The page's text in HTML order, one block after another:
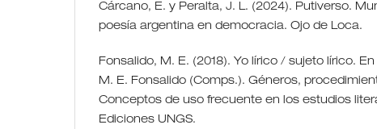
Cárcano, E. y Peralta, J. L. (2024). Putiverso.
poesía argentina en democracia. Ojo de Loca.
Fonsalido, M. E. (2018). Yo lírico / sujeto lírico.
M. E. Fonsalido (Comps.). Géneros,
Conceptos de uso frecuente en los estudios
Ediciones UNGS.